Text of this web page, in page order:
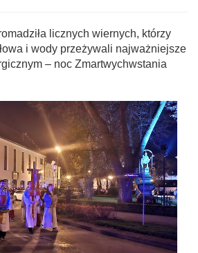
licznych wiernych, którzy
i wody przeżywali najważniejsze
– noc Zmartwychwstania